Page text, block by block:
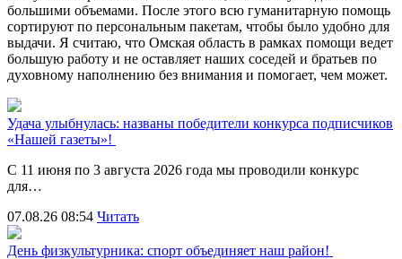
большими объемами. После этого всю гуманитарную помощь
сортируют по персональным пакетам, чтобы было удобно для
выдачи. Я считаю, что Омская область в рамках помощи ведет
большую работу и не оставляет наших соседей и братьев по
духовному наполнению без внимания и помогает, чем может.
Удача улыбнулась: названы победители конкурса подписчиков
«Нашей газеты»!
С 11 июня по 3 августа 2026 года мы проводили конкурс
для…
07.08.26 08:54 Читать
День физкультурника: спорт объединяет наш район!